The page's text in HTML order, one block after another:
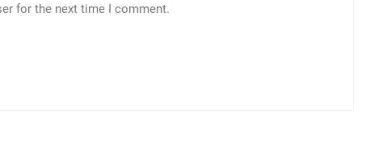
for the next time I comment.